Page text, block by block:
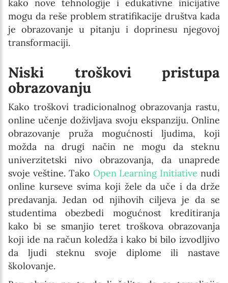
kako nove tehnologije i edukativne inicijative
mogu da reše problem stratifikacije društva kada
je obrazovanje u pitanju i doprinesu njegovoj
transformaciji.
Niski troškovi pristupa
obrazovanju
Kako troškovi tradicionalnog obrazovanja rastu,
online učenje doživljava svoju ekspanziju. Online
obrazovanje pruža mogućnosti ljudima, koji
možda na drugi način ne mogu da steknu
univerzitetski nivo obrazovanja, da unaprede
svoje veštine. Tako Open Learning Initiative nudi
online kurseve svima koji žele da uče i da drže
predavanja. Jedan od njihovih ciljeva je da se
studentima obezbedi mogućnost kreditiranja
kako bi se smanjio teret troškova obrazovanja
koji ide na račun koledža i kako bi bilo izvodljivo
da ljudi steknu svoje diplome ili nastave
školovanje.